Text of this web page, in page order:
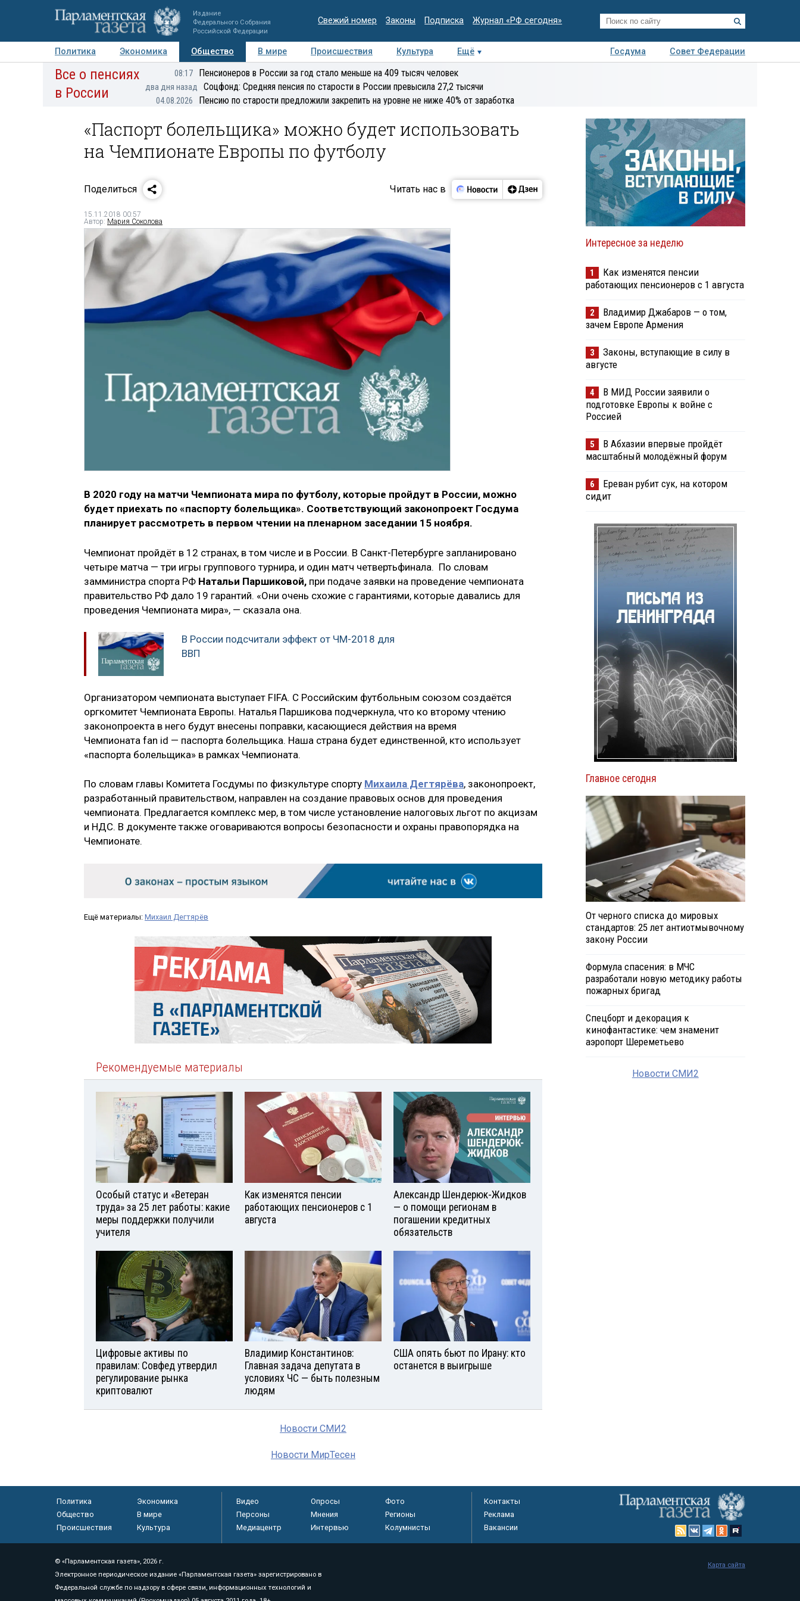
Издание
Федерального Собрания
Российской Федерации
Свежий номер Законы Подписка Журнал «РФ сегодня»
Политика Экономика Общество В мире Происшествия Культура Ещё Госдума
Совет Федерации
Авторы Персоны Мнения Регионы Медиацентр Интервью Колумнисты
Все о пенсиях
в России
08:17 Пенсионеров в России за год стало меньше на 409 тысяч человек
два дня назад Соцфонд: Средняя пенсия по старости в России превысила 27,2 тысячи
04.08.2026 Пенсию по старости предложили закрепить на уровне не ниже 40% от заработка
«Паспорт болельщика» можно будет использовать
на Чемпионате Европы по футболу
Поделиться Читать нас в
15.11.2018 00:57
Автор: Мария Соколова
В 2020 году на матчи Чемпионата мира по футболу, которые пройдут в России, можно
будет приехать по «паспорту болельщика». Соответствующий законопроект Госдума
планирует рассмотреть в первом чтении на пленарном заседании 15 ноября.
Чемпионат пройдёт в 12 странах, в том числе и в России. В Санкт-Петербурге запланировано
четыре матча — три игры группового турнира, и один матч четвертьфинала. По словам
замминистра спорта РФ Натальи Паршиковой, при подаче заявки на проведение чемпионата
правительство РФ дало 19 гарантий. «Они очень схожие с гарантиями, которые давались для
проведения Чемпионата мира», — сказала она.
В России подсчитали эффект от ЧМ-2018 для
ВВП
Организатором чемпионата выступает FIFA. С Российским футбольным союзом создаётся
оргкомитет Чемпионата Европы. Наталья Паршикова подчеркнула, что ко второму чтению
законопроекта в него будут внесены поправки, касающиеся действия на время
Чемпионата fan id — паспорта болельщика. Наша страна будет единственной, кто использует
«паспорта болельщика» в рамках Чемпионата.
По словам главы Комитета Госдумы по физкультуре спорту Михаила Дегтярёва, законопроект,
разработанный правительством, направлен на создание правовых основ для проведения
чемпионата. Предлагается комплекс мер, в том числе установление налоговых льгот по акцизам
и НДС. В документе также оговариваются вопросы безопасности и охраны правопорядка на
Чемпионате.
Ещё материалы: Михаил Дегтярёв
Рекомендуемые материалы
Особый статус и «Ветеран
труда» за 25 лет работы: какие
меры поддержки получили
учителя
Как изменятся пенсии
работающих пенсионеров с 1
августа
Александр Шендерюк-Жидков
— о помощи регионам в
погашении кредитных
обязательств
Цифровые активы по
правилам: Совфед утвердил
регулирование рынка
криптовалют
Владимир Константинов:
Главная задача депутата в
условиях ЧС — быть полезным
людям
США опять бьют по Ирану: кто
останется в выигрыше
Новости СМИ2
Новости МирТесен
Интересное за неделю
1
Как изменятся пенсии
работающих пенсионеров с 1 августа
2
Владимир Джабаров — о том,
зачем Европе Армения
3
Законы, вступающие в силу в
августе
4
В МИД России заявили о
подготовке Европы к войне с
Россией
5
В Абхазии впервые пройдёт
масштабный молодёжный форум
6
Ереван рубит сук, на котором
сидит
Главное сегодня
От черного списка до мировых
стандартов: 25 лет антиотмывочному
закону России
Формула спасения: в МЧС
разработали новую методику работы
пожарных бригад
Спецборт и декорация к
кинофантастике: чем знаменит
аэропорт Шереметьево
Новости СМИ2
Политика
Экономика
Общество
В мире
Происшествия
Культура
Видео Опросы
Фото
Персоны
Мнения
Регионы
Медиацентр
Интервью Колумнисты
Контакты
Реклама
Вакансии
© «Парламентская газета», 2026 г.
Электронное периодическое издание «Парламентская газета» зарегистрировано в
Федеральной службе по надзору в сфере связи, информационных технологий и
Карта сайта